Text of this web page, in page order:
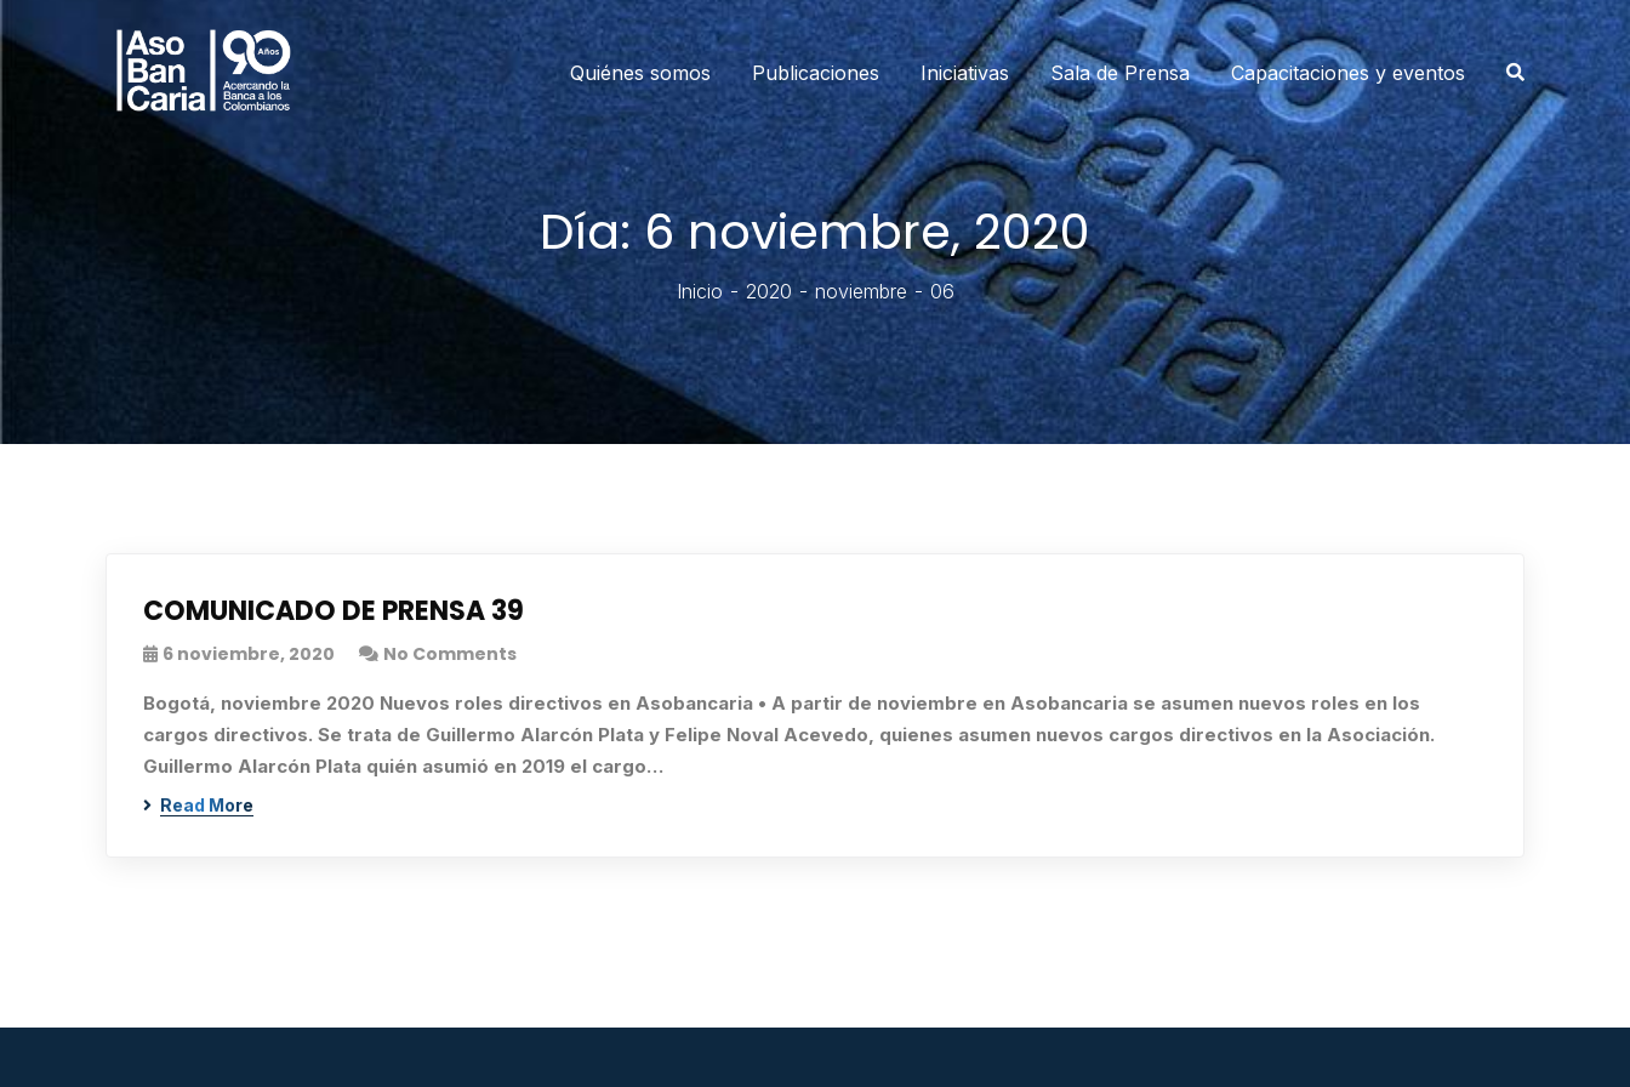
Quiénes somos Publicaciones Iniciativas Sala de Prensa Capacitaciones y eventos
Día:6 noviembre, 2020
Inicio 2020 noviembre 06
COMUNICADO DE PRENSA 39
6 noviembre, 2020 No Comments
Bogotá, noviembre 2020 Nuevos roles directivos en Asobancaria • A partir de noviembre en Asobancaria se asumen nuevos roles en los
cargos directivos. Se trata de Guillermo Alarcón Plata y Felipe Noval Acevedo, quienes asumen nuevos cargos directivos en la Asociación.
Guillermo Alarcón Plata quién asumió en 2019 el cargo…
Read More